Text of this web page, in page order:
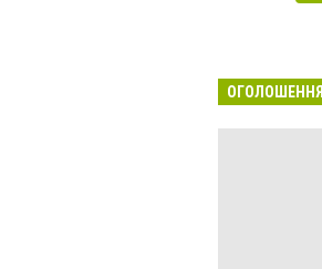
ОГОЛОШЕННЯ